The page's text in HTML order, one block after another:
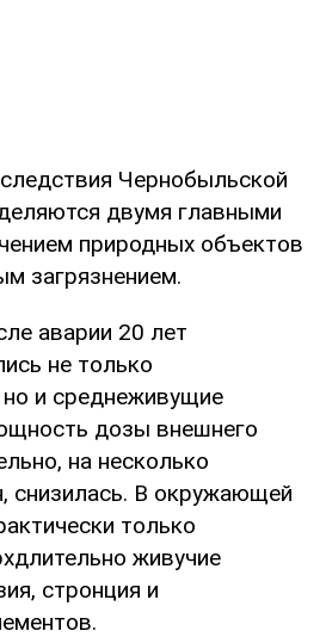
Чернобыльской
двумя главными
природных объектов
загрязнением.
аварии 20 лет
не только
и среднеживущие
дозы внешнего
на несколько
снизилась. В окружающей
только
живучие
стронция и